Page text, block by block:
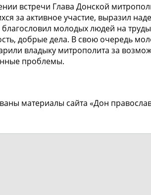
встречи Глава Донской
за активное участие, выразил
благословил молодых людей на
добрые дела. В свою очередь
владыку митрополита за
проблемы.
материалы сайта «Дон